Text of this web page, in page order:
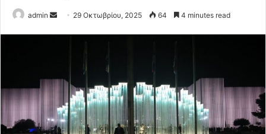
admin
Send 29 Οκτωβρίου, 2025 64 4 minutes read